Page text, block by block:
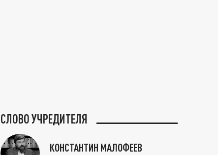
СЛОВО УЧРЕДИТЕЛЯ
КОНСТАНТИН МАЛОФЕЕВ